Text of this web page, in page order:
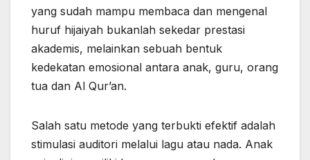
yang sudah mampu membaca dan mengenal
huruf hijaiyah bukanlah sekedar prestasi
akademis, melainkan sebuah bentuk
kedekatan emosional antara anak, guru, orang
tua dan Al Qur’an.
Salah satu metode yang terbukti efektif adalah
stimulasi auditori melalui lagu atau nada. Anak